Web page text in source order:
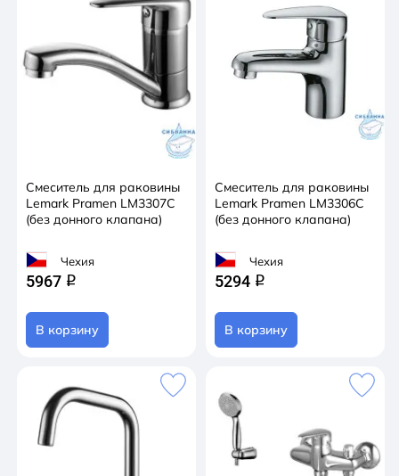
Смеситель для раковины
Lemark Pramen LM3307C
(без донного клапана)
Чехия
5967 q
В корзину
Смеситель для раковины
Lemark Pramen LM3306C
(без донного клапана)
Чехия
5294 q
В корзину